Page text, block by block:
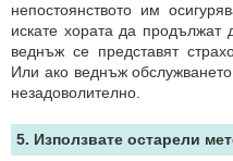
непостоянството им
искате хората да продължат
веднъж се представят
Или ако веднъж
незадоволително.
5. Използвате остарели